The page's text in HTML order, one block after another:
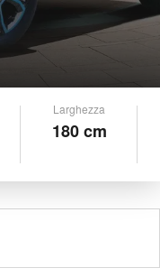
Larghezza
180 cm